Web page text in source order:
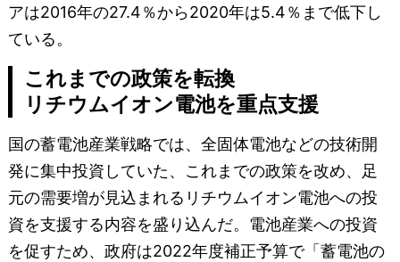
アは2016年の27.4％から2020年は5.4％まで低下し
ている。
これまでの政策を転換
リチウムイオン電池を重点支援
国の蓄電池産業戦略では、全固体電池などの技術開
発に集中投資していた、これまでの政策を改め、足
元の需要増が見込まれるリチウムイオン電池への投
資を支援する内容を盛り込んだ。電池産業への投資
を促すため、政府は2022年度補正予算で「蓄電池の